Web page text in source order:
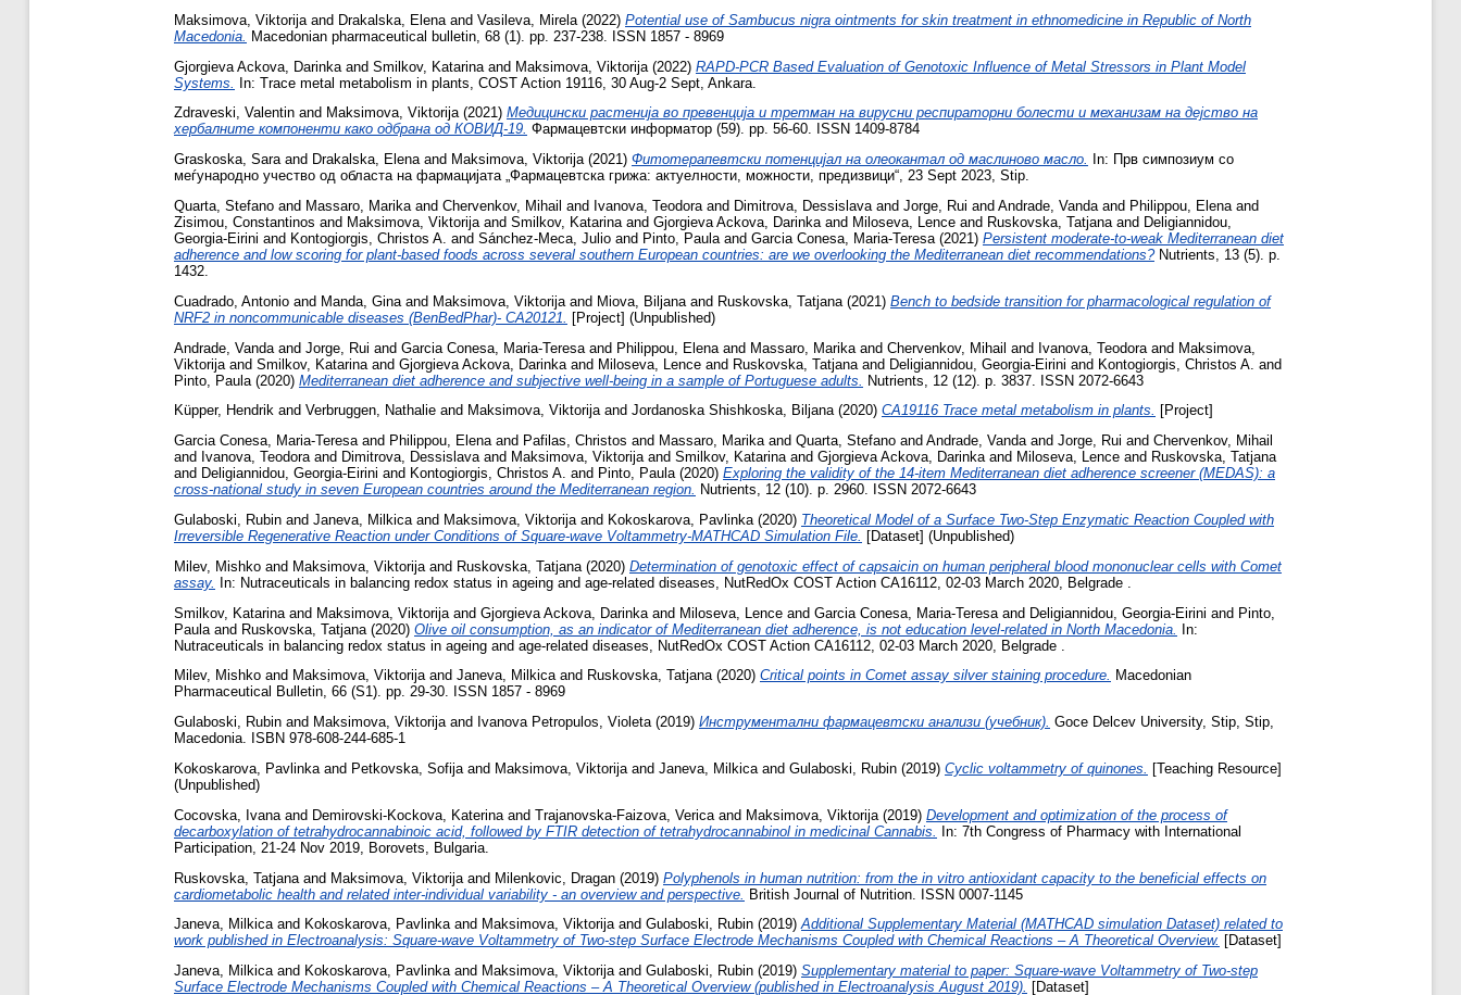
Maksimova, Viktorija and Drakalska, Elena and Vasileva, Mirela (2022) Potential use of Sambucus nigra ointments for skin treatment in ethnomedicine in Republic of North
Macedonia.
Macedonian pharmaceutical bulletin, 68 (1). pp. 237-238. ISSN 1857 - 8969
Gjorgieva Ackova, Darinka and Smilkov, Katarina and Maksimova, Viktorija (2022) RAPD-PCR Based Evaluation of Genotoxic Influence of Metal Stressors in Plant Model
Systems.
In: Trace metal metabolism in plants, COST Action 19116, 30 Aug-2 Sept, Ankara.
Zdraveski, Valentin and Maksimova, Viktorija(2021) Медицински растенија во превенција и третман на вирусни респираторни болести и механизам на дејство на
хербалните компоненти како одбрана од КОВИД-19. Фармацевтски информатор (59). pp. 56-60. ISSN 1409-8784
Graskoska, Saraand Drakalska, Elenaand Maksimova, Viktorija(2021) Фитотерапевтски потенцијал на олеокантал од маслиново масло.
In: Прв симпозиум со
меѓународно учество од областа на фармацијата „Фармацевтска грижа: актуелности, можности, предизвици“, 23 Sept 2023, Stip.
Quarta, Stefano and Massaro, Marikaand Chervenkov, Mihail and Ivanova, Teodoraand Dimitrova, Dessislavaand Jorge, Rui and Andrade, Vandaand Philippou, Elenaand
Zisimou, Constantinos and Maksimova, Viktorijaand Smilkov, Katarinaand Gjorgieva Ackova, Darinkaand Miloseva, Lence and Ruskovska, Tatjanaand Deligiannidou,
Georgia-Eirini and Kontogiorgis, Christos A. and Sánchez-Meca, Julio and Pinto, Paulaand Garcia Conesa, Maria-Teresa(2021) Persistent moderate-to-weak Mediterranean diet
adherence and low scoring for plant-based foods across several southern European countries: are we overlooking the Mediterranean diet recommendations?Nutrients, 13 (5). p.
1432.
Cuadrado, Antonio and Manda, Gina and Maksimova, Viktorija and Miova, Biljana and Ruskovska, Tatjana (2021) Bench to bedside transition for pharmacological regulation of
NRF2 in noncommunicable diseases (BenBedPhar)- CA20121.
[Project] (Unpublished)
Andrade, Vanda and Jorge, Rui and Garcia Conesa, Maria-Teresa and Philippou, Elena and Massaro, Marika and Chervenkov, Mihail and Ivanova, Teodora and Maksimova,
Viktorija and Smilkov, Katarina and Gjorgieva Ackova, Darinka and Miloseva, Lence and Ruskovska, Tatjana and Deligiannidou, Georgia-Eirini and Kontogiorgis, Christos A. and
Pinto, Paula (2020) Mediterranean diet adherence and subjective well-being in a sample of Portuguese adults.
Nutrients, 12 (12). p. 3837. ISSN 2072-6643
Küpper, Hendrik and Verbruggen, Nathalie and Maksimova, Viktorijaand Jordanoska Shishkoska, Biljana(2020) CA19116 Trace metal metabolism in plants. [Project]
Garcia Conesa, Maria-Teresaand Philippou, Elenaand Pafilas, Christos and Massaro, Marika and Quarta, Stefano and Andrade, Vandaand Jorge, Rui and Chervenkov, Mihail
and Ivanova, Teodoraand Dimitrova, Dessislavaand Maksimova, Viktorijaand Smilkov, Katarinaand Gjorgieva Ackova, Darinkaand Miloseva, Lence and Ruskovska, Tatjana
and Deligiannidou, Georgia-Eirini and Kontogiorgis, Christos A. and Pinto, Paula(2020) Exploring the validity of the 14-item Mediterranean diet adherence screener (MEDAS): a
cross-national study in seven European countries around the Mediterranean region. Nutrients, 12 (10). p. 2960. ISSN 2072-6643
Gulaboski, Rubin and Janeva, Milkicaand Maksimova, Viktorijaand Kokoskarova, Pavlinka(2020) Theoretical Model of a Surface Two-Step Enzymatic Reaction Coupled with
Irreversible Regenerative Reaction under Conditions of Square-wave Voltammetry-MATHCAD Simulation File. [Dataset] (Unpublished)
Milev, Mishko and Maksimova, Viktorija and Ruskovska, Tatjana (2020) Determination of genotoxic effect of capsaicin on human peripheral blood mononuclear cells with Comet
assay.
In: Nutraceuticals in balancing redox status in ageing and age-related diseases, NutRedOx COST Action CA16112, 02-03 March 2020, Belgrade .
Smilkov, Katarina and Maksimova, Viktorija and Gjorgieva Ackova, Darinka and Miloseva, Lence and Garcia Conesa, Maria-Teresa and Deligiannidou, Georgia-Eirini and Pinto,
Paula and Ruskovska, Tatjana (2020) Olive oil consumption, as an indicator of Mediterranean diet adherence, is not education level-related in North Macedonia. In:
Nutraceuticals in balancing redox status in ageing and age-related diseases, NutRedOx COST Action CA16112, 02-03 March 2020, Belgrade .
Milev, Mishko and Maksimova, Viktorijaand Janeva, Milkicaand Ruskovska, Tatjana(2020) Critical points in Comet assay silver staining procedure. Macedonian
Pharmaceutical Bulletin, 66 (S1). pp. 29-30. ISSN 1857 - 8969
Gulaboski, Rubin and Maksimova, Viktorijaand Ivanova Petropulos, Violeta(2019) Инструментални фармацевтски анализи (учебник). Goce Delcev University, Stip, Stip,
Macedonia. ISBN 978-608-244-685-1
Kokoskarova, Pavlinkaand Petkovska, Sofijaand Maksimova, Viktorijaand Janeva, Milkicaand Gulaboski, Rubin (2019) Cyclic voltammetry of quinones. [Teaching Resource]
(Unpublished)
Cocovska, Ivana and Demirovski-Kockova, Katerina and Trajanovska-Faizova, Verica and Maksimova, Viktorija (2019) Development and optimization of the process of
decarboxylation of tetrahydrocannabinoic acid, followed by FTIR detection of tetrahydrocannabinol in medicinal Cannabis.
In: 7th Congress of Pharmacy with International
Participation, 21-24 Nov 2019, Borovets, Bulgaria.
Ruskovska, Tatjana and Maksimova, Viktorija and Milenkovic, Dragan (2019) Polyphenols in human nutrition: from the in vitro antioxidant capacity to the beneficial effects on
cardiometabolic health and related inter-individual variability - an overview and perspective. British Journal of Nutrition. ISSN 0007-1145
Janeva, Milkicaand Kokoskarova, Pavlinkaand Maksimova, Viktorijaand Gulaboski, Rubin (2019)Additional Supplementary Material (MATHCAD simulation Dataset) related to
work published in Electroanalysis: Square‐wave Voltammetry of Two‐step Surface Electrode Mechanisms Coupled with Chemical Reactions – A Theoretical Overview. [Dataset]
Janeva, Milkicaand Kokoskarova, Pavlinkaand Maksimova, Viktorijaand Gulaboski, Rubin (2019) Supplementary material to paper: Square‐wave Voltammetry of Two‐step
Surface Electrode Mechanisms Coupled with Chemical Reactions – A Theoretical Overview (published in Electroanalysis August 2019). [Dataset]